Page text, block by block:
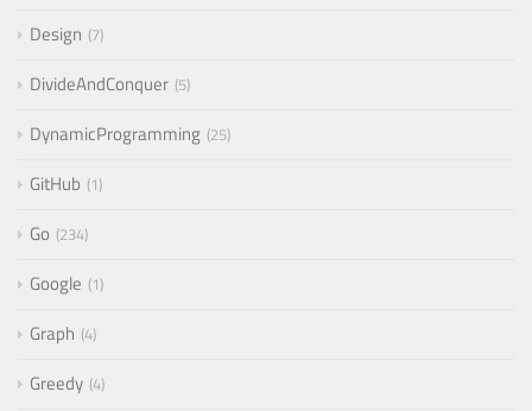
Design 7
DivideAndConquer 5
DynamicProgramming 25
GitHub 1
Go 234
Google 1
Graph 4
Greedy 4